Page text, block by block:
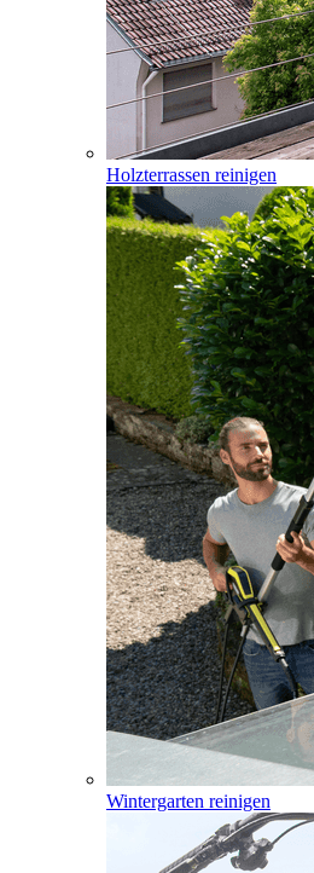
Holzterrassen reinigen
Wintergarten reinigen